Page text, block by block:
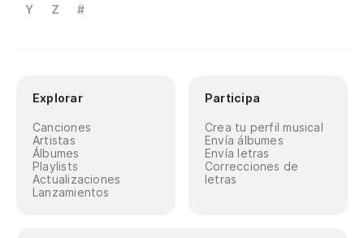
Y
Z #
Explorar
Canciones
Artistas
Álbumes
Playlists
Actualizaciones
Lanzamientos
Participa
Crea tu perfil musical
Envía álbumes
Envía letras
Correcciones de
letras